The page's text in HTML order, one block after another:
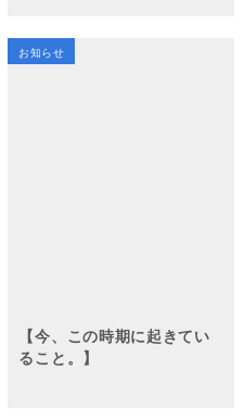
お知らせ
【今、この時期に起きてい
ること。】